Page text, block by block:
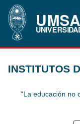
UMSA
INSTITUTOS
“La educación no